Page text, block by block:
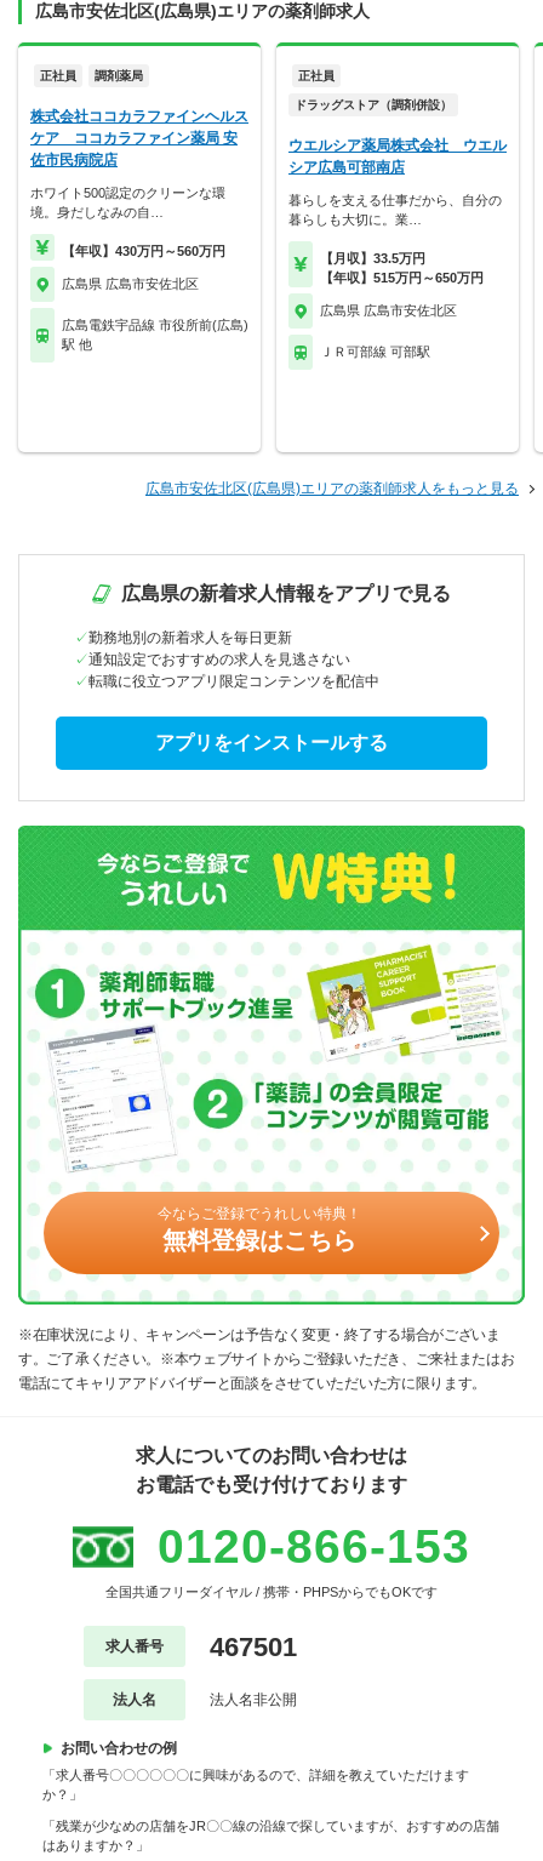
広島市安佐北区(広島県)エリアの薬剤師求人
正社員 調剤薬局
株式会社ココカラファインヘルス
ケア ココカラファイン薬局 安
佐市民病院店
ホワイト500認定のクリーンな環
境。身だしなみの自…
【年収】430万円～560万円
広島県 広島市安佐北区
広島電鉄宇品線 市役所前(広島)
駅 他
正社員
ドラッグストア（調剤併設）
ウエルシア薬局株式会社 ウエル
シア広島可部南店
暮らしを支える仕事だから、自分の
暮らしも大切に。業…
【月収】33.5万円
【年収】515万円～650万円
広島県 広島市安佐北区
ＪＲ可部線 可部駅
広島市安佐北区(広島県)エリアの薬剤師求人をもっと見る
広島県の新着求人情報をアプリで見る
勤務地別の新着求人を毎日更新
通知設定でおすすめの求人を見逃さない
転職に役立つアプリ限定コンテンツを配信中
アプリをインストールする
今ならご登録でうれしい特典！
無料登録はこちら
※在庫状況により、キャンペーンは予告なく変更・終了する場合がございま
す。ご了承ください。※本ウェブサイトからご登録いただき、ご来社またはお
電話にてキャリアアドバイザーと面談をさせていただいた方に限ります。
求人についてのお問い合わせは
お電話でも受け付けております
0120-866-153
全国共通フリーダイヤル / 携帯・PHPSからでもOKです
求人番号 467501
法人名 法人名非公開
お問い合わせの例
「求人番号〇〇〇〇〇〇に興味があるので、詳細を教えていただけます
か？」
「残業が少なめの店舗をJR〇〇線の沿線で探していますが、おすすめの店舗
はありますか？」